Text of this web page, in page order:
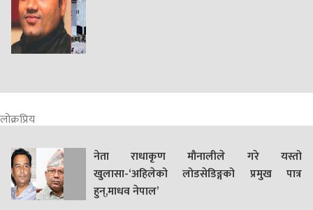
लोक्रप्रिय
नेता राधाकृण मौनालीले गरे यस्तो
खुलासा-‘अहिलेको लोडसेडिङ्गको प्रमुख पात्र
हुन्,माधव नेपाल’